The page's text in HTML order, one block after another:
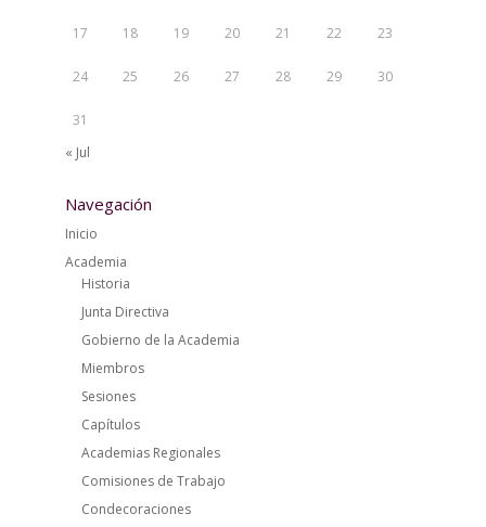
17 18 19 20 21 22 23
24 25 26 27 28 29 30
31
« Jul
Navegación
Inicio
Academia
Historia
Junta Directiva
Gobierno de la Academia
Miembros
Sesiones
Capítulos
Academias Regionales
Comisiones de Trabajo
Condecoraciones